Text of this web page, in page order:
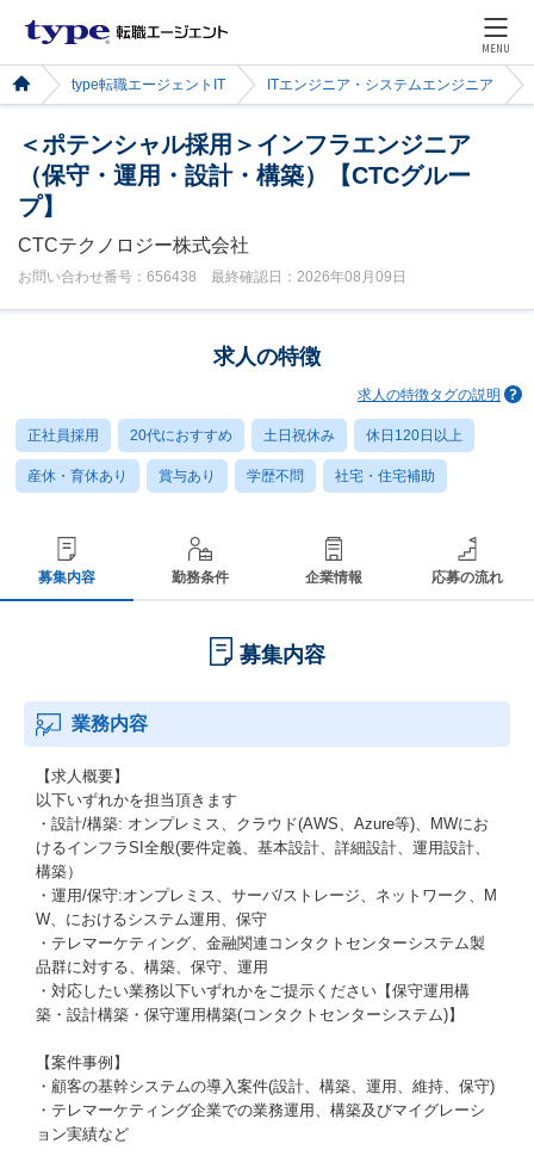
MENU
type転職エージェントIT ITエンジニア・システムエンジニア
＜ポテンシャル採用＞インフラエンジニア
（保守・運用・設計・構築）【CTCグルー
プ】
CTCテクノロジー株式会社
お問い合わせ番号：656438 最終確認日：2026年08月09日
求人の特徴
求人の特徴タグの説明
正社員採用 20代におすすめ 土日祝休み 休日120日以上
産休・育休あり 賞与あり 学歴不問 社宅・住宅補助
募集内容 勤務条件 企業情報 応募の流れ
募集内容
業務内容
【求人概要】
以下いずれかを担当頂きます
・設計/構築: オンプレミス、クラウド(AWS、Azure等)、MWにお
けるインフラSI全般(要件定義、基本設計、詳細設計、運用設計、
構築）
・運用/保守:オンプレミス、サーバ/ストレージ、ネットワーク、M
W、におけるシステム運用、保守
・テレマーケティング、金融関連コンタクトセンターシステム製
品群に対する、構築、保守、運用
・対応したい業務以下いずれかをご提示ください【保守運用構
築・設計構築・保守運用構築(コンタクトセンターシステム)】
【案件事例】
・顧客の基幹システムの導入案件(設計、構築、運用、維持、保守)
・テレマーケティング企業での業務運用、構築及びマイグレーシ
ョン実績など